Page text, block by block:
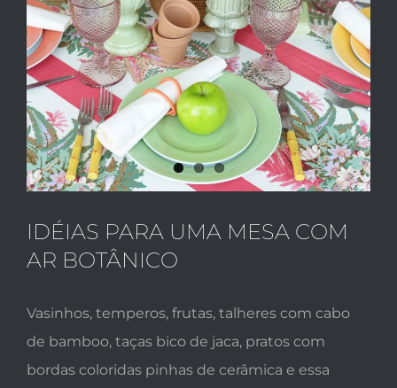
Larger
Image
IDÉIAS PARA UMA MESA COM
AR BOTÂNICO
Vasinhos, temperos, frutas, talheres com cabo
de bamboo, taças bico de jaca, pratos com
bordas coloridas pinhas de cerâmica e essa